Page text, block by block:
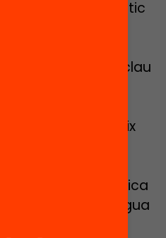
si el model lingüístic
positiu per a
alumnes.
tres preguntes clau
objectives:
en un
lingüística, assoleix
en llengua
l’escola, perjudica
La llengua
condiciona els